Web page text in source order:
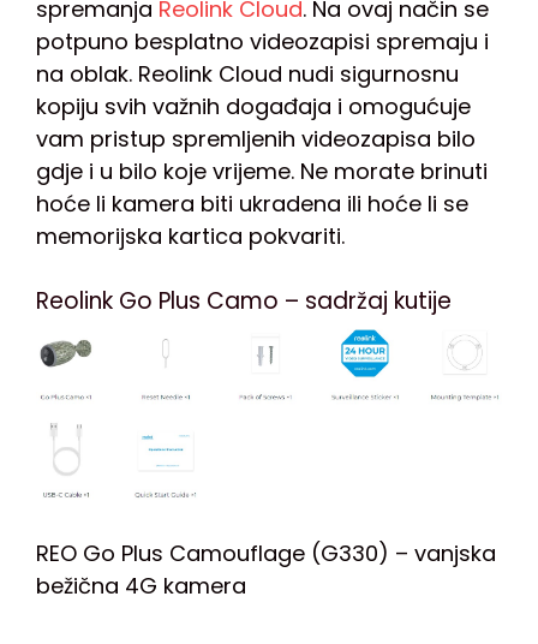
spremanja Reolink Cloud. Na ovaj način se
potpuno besplatno videozapisi spremaju i
na oblak. Reolink Cloud nudi sigurnosnu
kopiju svih važnih događaja i omogućuje
vam pristup spremljenih videozapisa bilo
gdje i u bilo koje vrijeme. Ne morate brinuti
hoće li kamera biti ukradena ili hoće li se
memorijska kartica pokvariti.
Reolink Go Plus Camo – sadržaj kutije
REO Go Plus Camouflage (G330) – vanjska
bežična 4G kamera